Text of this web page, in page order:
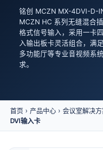
铭创 MCZN MX-4DVI-D-
MCZN HC 系列无缝混合
格式信号输入，采用一卡
入输出板卡灵活组合，满
多功能厅等专业音视频系
求。
首页 › 产品中心 › 会议室解决
DVI输入卡